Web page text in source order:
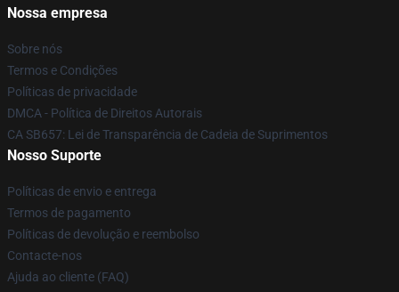
Nossa empresa
Sobre nós
Termos e Condições
Políticas de privacidade
DMCA - Política de Direitos Autorais
CA SB657: Lei de Transparência de Cadeia de Suprimentos
Nosso Suporte
Políticas de envio e entrega
Termos de pagamento
Políticas de devolução e reembolso
Contacte-nos
Ajuda ao cliente (FAQ)